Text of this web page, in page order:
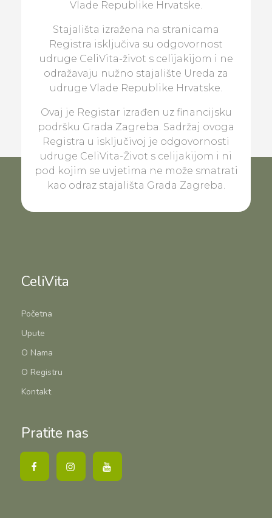
Vlade Republike Hrvatske.
Stajališta izražena na stranicama
Registra isključiva su odgovornost
udruge CeliVita-život s celijakijom i ne
odražavaju nužno stajalište Ureda za
udruge Vlade Republike Hrvatske.
Ovaj je Registar izrađen uz financijsku
podršku Grada Zagreba. Sadržaj ovoga
Registra u isključivoj je odgovornosti
udruge CeliVita-Život s celijakijom i ni
pod kojim se uvjetima ne može smatrati
kao odraz stajališta Grada Zagreba.
CeliVita
Početna
Upute
O Nama
O Registru
Kontakt
Pratite nas